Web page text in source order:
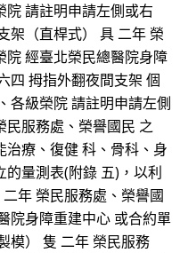
院 請註明申請左側或右
架（直桿式） 具 二年 榮
院 經臺北榮民總醫院身障
四 拇指外翻夜間支架 個
各級榮院 請註明申請左側
民服務處、榮譽國民 之
療、復健 科、骨科、身
量測表(附錄 五)，以利
年 榮民服務處、榮譽國
院身障重建中心 或合約單
模） 隻 二年 榮民服務